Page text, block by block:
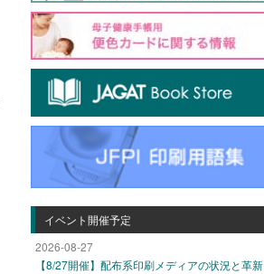
イベント開催予定
2026-08-27
【8/27開催】配布系印刷メディアの状況と革新